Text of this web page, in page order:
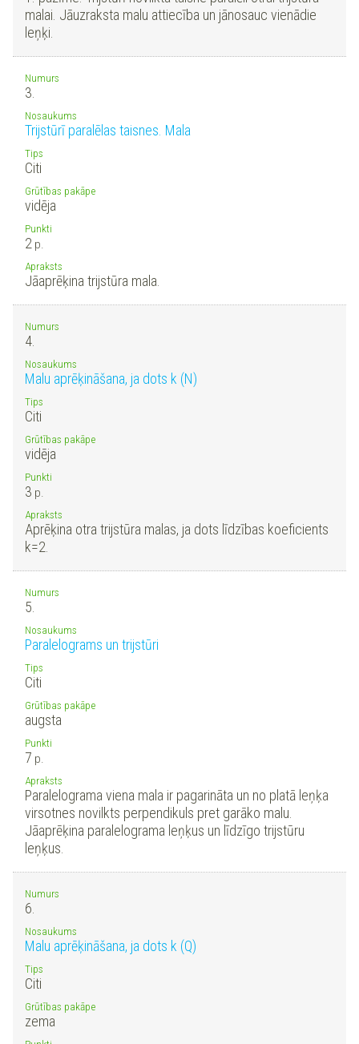
malai. Jāuzraksta malu attiecība un jānosauc vienādie
leņķi.
Numurs
3.
Nosaukums
Trijstūrī paralēlas taisnes. Mala
Tips
Citi
Grūtības pakāpe
vidēja
Punkti
2 p.
Apraksts
Jāaprēķina trijstūra mala.
Numurs
4.
Nosaukums
Malu aprēķināšana, ja dots k (N)
Tips
Citi
Grūtības pakāpe
vidēja
Punkti
3 p.
Apraksts
Aprēķina otra trijstūra malas, ja dots līdzības koeficients
k=2.
Numurs
5.
Nosaukums
Paralelograms un trijstūri
Tips
Citi
Grūtības pakāpe
augsta
Punkti
7 p.
Apraksts
Paralelograma viena mala ir pagarināta un no platā leņķa
virsotnes novilkts perpendikuls pret garāko malu.
Jāaprēķina paralelograma leņķus un līdzīgo trijstūru
leņķus.
Numurs
6.
Nosaukums
Malu aprēķināšana, ja dots k (Q)
Tips
Citi
Grūtības pakāpe
zema